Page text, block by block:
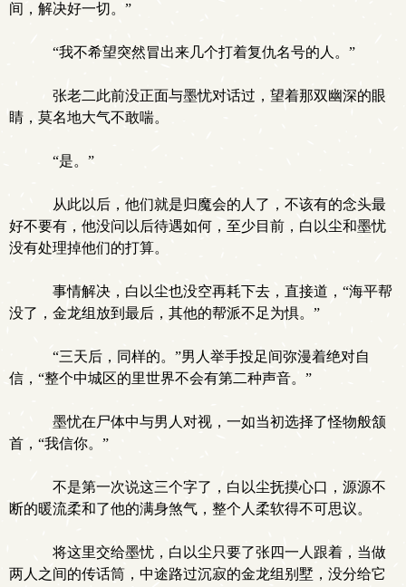
间，解决好一切。”
“我不希望突然冒出来几个打着复仇名号的人。”
张老二此前没正面与墨忧对话过，望着那双幽深的眼
睛，莫名地大气不敢喘。
“是。”
从此以后，他们就是归魔会的人了，不该有的念头最
好不要有，他没问以后待遇如何，至少目前，白以尘和墨忧
没有处理掉他们的打算。
事情解决，白以尘也没空再耗下去，直接道，“海平帮
没了，金龙组放到最后，其他的帮派不足为惧。”
“三天后，同样的。”男人举手投足间弥漫着绝对自
信，“整个中城区的里世界不会有第二种声音。”
墨忧在尸体中与男人对视，一如当初选择了怪物般颔
首，“我信你。”
不是第一次说这三个字了，白以尘抚摸心口，源源不
断的暖流柔和了他的满身煞气，整个人柔软得不可思议。
将这里交给墨忧，白以尘只要了张四一人跟着，当做
两人之间的传话筒，中途路过沉寂的金龙组别墅，没分给它